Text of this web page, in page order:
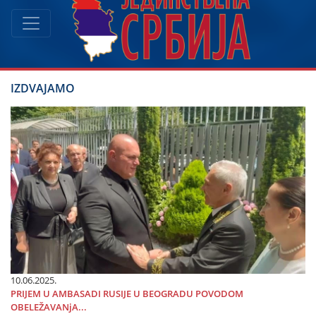
IZDVAJAMO
10.06.2025.
PRIЈEM U AMBASADI RUSIЈE U BEOGRADU POVODOM
OBELEŽAVANjA...